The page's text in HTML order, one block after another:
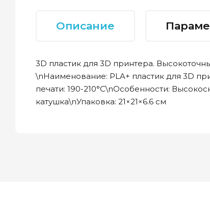
Описание
3D пластик для 3D принтера.
\nНаименование: PLA+ пластик для 3D
печати: 190-210°C\nОсобенности:
катушка\nУпаковка: 21×21×6.6 см